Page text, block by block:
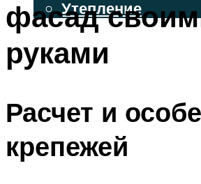
Утепление
ДЕКОР
фасад
руками
Расчет и
крепежей